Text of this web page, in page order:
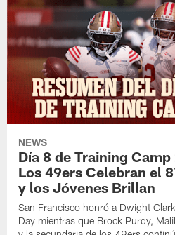
NEWS
Día 8 de Training
Los 49ers Celebran el
y los Jóvenes Brillan
San Francisco honró a Dwight
Day mientras que Brock Purdy,